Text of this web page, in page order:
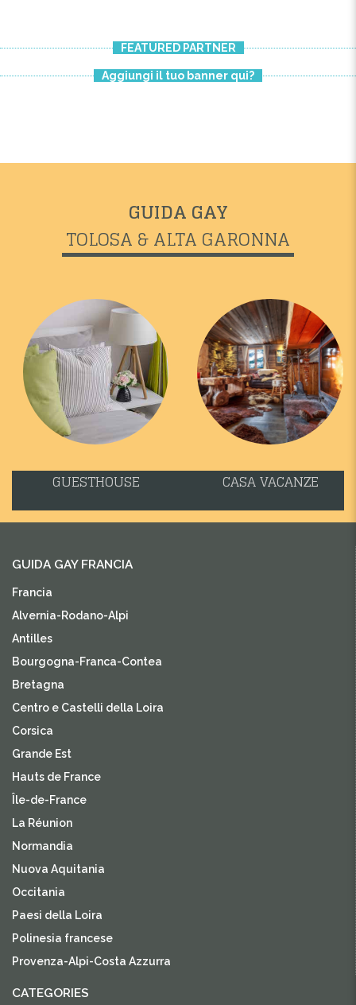
FEATURED PARTNER
Aggiungi il tuo banner qui?
GUIDA GAY
TOLOSA & ALTA GARONNA
GUESTHOUSE CASA VACANZE
GUIDA GAY FRANCIA
Francia
Alvernia-Rodano-Alpi
Antilles
Bourgogna-Franca-Contea
Bretagna
Centro e Castelli della Loira
Corsica
Grande Est
Hauts de France
Île-de-France
La Réunion
Normandia
Nuova Aquitania
Occitania
Paesi della Loira
Polinesia francese
Provenza-Alpi-Costa Azzurra
CATEGORIES